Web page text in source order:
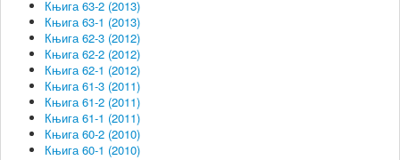
Књига 63-2 (2013)
Књига 63-1 (2013)
Књига 62-3 (2012)
Књига 62-2 (2012)
Књига 62-1 (2012)
Књига 61-3 (2011)
Књига 61-2 (2011)
Књига 61-1 (2011)
Књига 60-2 (2010)
Књига 60-1 (2010)